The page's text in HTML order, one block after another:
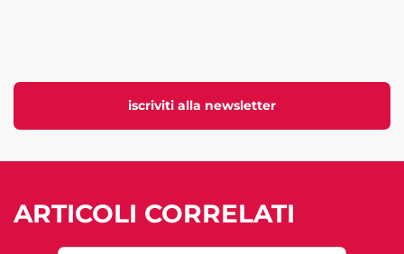
iscriviti alla newsletter
ARTICOLI CORRELATI